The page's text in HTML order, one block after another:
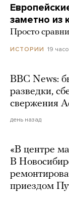
заметно из
Просто
ИСТОРИИ 19
BBC News:
разведки,
свержения
день назад
«В центре
В
приездом